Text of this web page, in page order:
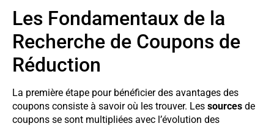
Les Fondamentaux de la
Recherche de Coupons de
Réduction
La première étape pour bénéficier des avantages des
coupons consiste à savoir où les trouver. Les sources de
coupons se sont multipliées avec l’évolution des